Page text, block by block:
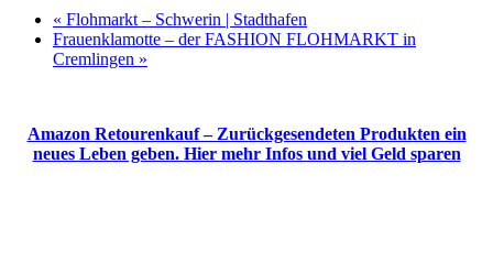
« Flohmarkt – Schwerin | Stadthafen
Frauenklamotte – der FASHION FLOHMARKT in
Cremlingen »
Amazon Retourenkauf – Zurückgesendeten Produkten ein
neues Leben geben. Hier mehr Infos und viel Geld sparen